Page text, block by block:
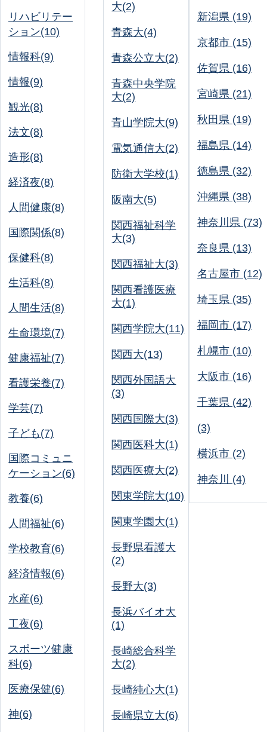
リハビリテー
ション(10)
情報科(9)
情報(9)
観光(8)
法文(8)
造形(8)
経済夜(8)
人間健康(8)
国際関係(8)
保健科(8)
生活科(8)
人間生活(8)
生命環境(7)
健康福祉(7)
看護栄養(7)
学芸(7)
子ども(7)
国際コミュニ
ケーション(6)
教養(6)
人間福祉(6)
学校教育(6)
経済情報(6)
水産(6)
工夜(6)
スポーツ健康
科(6)
医療保健(6)
神(6)
大(2)
青森大(4)
青森公立大(2)
青森中央学院
大(2)
青山学院大(9)
電気通信大(2)
防衛大学校(1)
阪南大(5)
関西福祉科学
大(3)
関西福祉大(3)
関西看護医療
大(1)
関西学院大(11)
関西大(13)
関西外国語大
(3)
関西国際大(3)
関西医科大(1)
関西医療大(2)
関東学院大(10)
関東学園大(1)
長野県看護大
(2)
長野大(3)
長浜バイオ大
(1)
長崎総合科学
大(2)
長崎純心大(1)
長崎県立大(6)
新潟県 (19)
京都市 (15)
佐賀県 (16)
宮崎県 (21)
秋田県 (19)
福島県 (14)
徳島県 (32)
沖縄県 (38)
神奈川県 (73)
奈良県 (13)
名古屋市 (12)
埼玉県 (35)
福岡市 (17)
札幌市 (10)
大阪市 (16)
千葉県 (42)
(3)
横浜市 (2)
神奈川 (4)